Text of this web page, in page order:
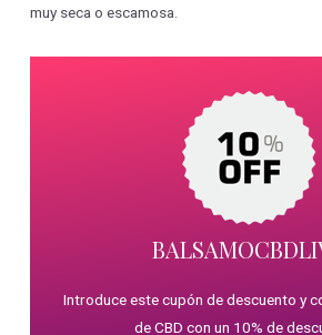
muy seca o escamosa.
Introduce este cupón de descuento y
de CBD con un 10% de